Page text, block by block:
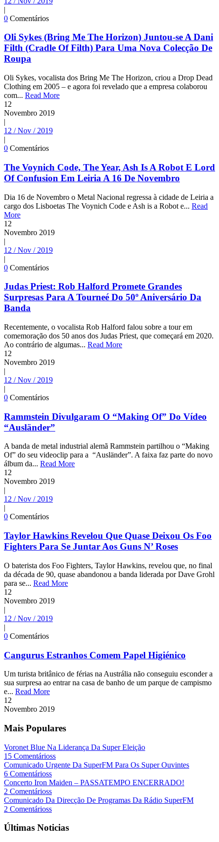
|
0 Comentários
Oli Sykes (Bring Me The Horizon) Juntou-se A Dani
Filth (Cradle Of Filth) Para Uma Nova Colecção De
Roupa
Oli Sykes, vocalista dos Bring Me The Horizon, criou a Drop Dead
Clothing em 2005 – e agora foi revelado que a empresa colaborou
com... Read More
12
Novembro 2019
|
12 / Nov / 2019
|
0 Comentários
The Voynich Code, The Year, Ash Is A Robot E Lord
Of Confusion Em Leiria A 16 De Novembro
Dia 16 de Novembro o Metal Nacional regressa à cidade de Leiria a
cargo dos Lisboetas The Voynich Code e Ash is a Robot e... Read
More
12
Novembro 2019
|
12 / Nov / 2019
|
0 Comentários
Judas Priest: Rob Halford Promete Grandes
Surpresas Para A Tourneé Do 50º Aniversário Da
Banda
Recentemente, o vocalista Rob Halford falou sobre a tour em
comemoração dos 50 anos dos Judas Priest, que começará em 2020.
Ao contrário de algumas... Read More
12
Novembro 2019
|
12 / Nov / 2019
|
0 Comentários
Rammstein Divulgaram O “Making Of” Do Vídeo
“Ausländer”
A banda de metal industrial alemã Rammstein partilhou o “Making
Of” do seu videoclip para a “Ausländer”. A faixa faz parte do novo
álbum da... Read More
12
Novembro 2019
|
12 / Nov / 2019
|
0 Comentários
Taylor Hawkins Revelou Que Quase Deixou Os Foo
Fighters Para Se Juntar Aos Guns N’ Roses
O baterista dos Foo Fighters, Taylor Hawkins, revelou que, no final
da década de 90, quase abandonou a banda liderada por Dave Grohl
para se... Read More
12
Novembro 2019
|
12 / Nov / 2019
|
0 Comentários
Cangurus Estranhos Comem Papel Higiénico
Um turista britânico de férias na Austrália não conseguiu esconder a
sua surpresa ao entrar na casa de banho de um parque de campismo
e... Read More
12
Novembro 2019
Mais Populares
Voronet Blue Na Liderança Da Super Eleição
15 Comentárioss
Comunicado Urgente Da SuperFM Para Os Super Ouvintes
6 Comentárioss
Concerto Iron Maiden – PASSATEMPO ENCERRADO!
2 Comentárioss
Comunicado Da Direcção De Programas Da Rádio SuperFM
2 Comentárioss
Últimas Noticias